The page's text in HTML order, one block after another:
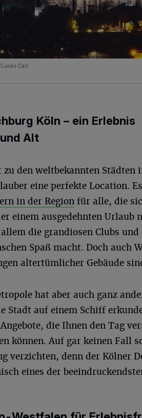
Lucas Carl
Köln – ein Erlebnis
Alt
zu den weltbekannten
eine perfekte Location.
in der Region für alle, die
einem ausgedehnten Urlaub
die grandiosen Clubs
Spaß macht. Doch auch
altertümlicher Gebäude
hat aber auch ganz
Stadt auf einem Schiff
die Ihnen den Tag
können. Auf gar keinen Fall
verzichten, denn der Kölner
eines der